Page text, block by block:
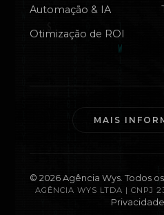
Automação & IA
Otimização de ROI
MAIS
© 2026Agência Wys. Todos
AGÊNCIA WYS LTDA | CNPJ
Privacidade